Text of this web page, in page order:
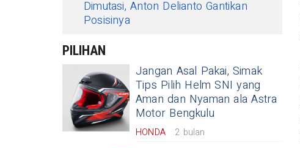
Dimutasi, Anton Delianto Gantikan
Posisinya
PILIHAN
Jangan Asal Pakai, Simak
Tips Pilih Helm SNI yang
Aman dan Nyaman ala Astra
Motor Bengkulu
HONDA 2 bulan